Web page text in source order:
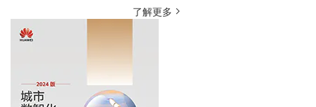
了解更多